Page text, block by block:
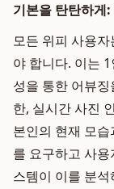
기본을 탄탄하게
모든 위피 사용
야 합니다. 이는
성을 통한 어뷰
한, 실시간 사진
본인의 현재 모
를 요구하고 사
스템이 이를 분